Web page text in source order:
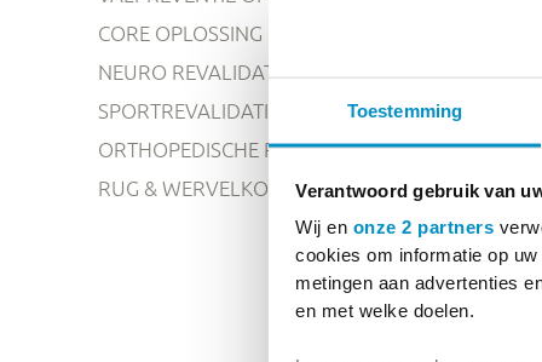
Toestemming
Verantwoord gebruik van
Wij en onze 2 partners
cookies om informatie op
metingen aan advertenties
en met welke doelen.
CORE OPLOSSING
NEURO REVALIDATIE OPLOSSING
SPORTREVALIDATIE OPLOSSING
ORTHOPEDISCHE REVALIDATIE OPLOSSING
RUG & WERVELKOLOM REVALIDATIE